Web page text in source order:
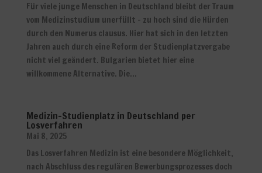
Für viele junge Menschen in Deutschland bleibt der Traum
vom Medizinstudium unerfüllt – zu hoch sind die Hürden
durch den Numerus clausus. Hier hat sich in den letzten
Jahren auch durch eine Reform der Studienplatzvergabe
nicht viel geändert. Bulgarien bietet hier eine
willkommene Alternative. Die...
Medizin-Studienplatz in Deutschland per
Losverfahren
Mai 8, 2025
Das Losverfahren Medizin ist eine besondere Möglichkeit,
nach Abschluss des regulären Bewerbungsprozesses doch